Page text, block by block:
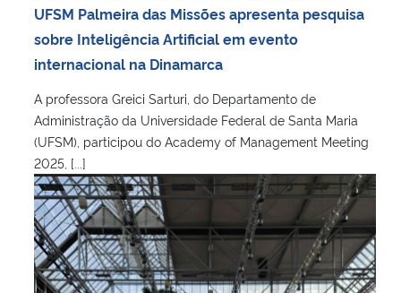
UFSM Palmeira das Missões apresenta pesquisa
sobre Inteligência Artificial em evento
internacional na Dinamarca
A professora Greici Sarturi, do Departamento de
Administração da Universidade Federal de Santa Maria
(UFSM), participou do Academy of Management Meeting
2025, [...]